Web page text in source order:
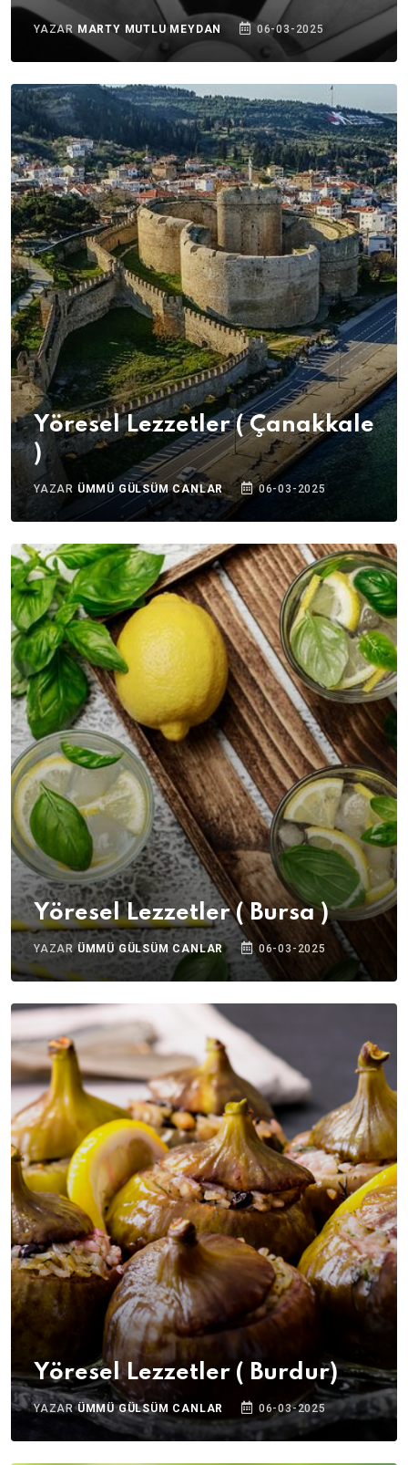
YAZAR MARTY MUTLU MEYDAN 06-03-2025
Yöresel Lezzetler ( Çanakkale
)
YAZAR ÜMMÜ GÜLSÜM CANLAR 06-03-2025
Yöresel Lezzetler ( Bursa )
YAZARÜMMÜ GÜLSÜM CANLAR 06-03-2025
Yöresel Lezzetler ( Burdur)
YAZARÜMMÜ GÜLSÜM CANLAR 06-03-2025